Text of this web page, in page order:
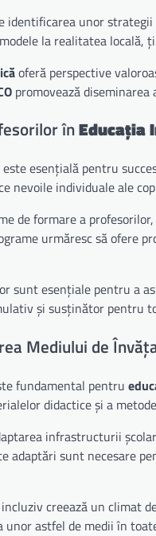
identificarea unor
la realitatea
oferă perspective
promovează
înEducația
esențială pentru
nevoile individuale ale
de formare a
urmăresc să ofere
sunt esențiale pentru a
și susținător pentru
Mediului de
fundamental pentru
didactice și a
infrastructurii
adaptări sunt necesare
creează un climat
unor astfel de medii în